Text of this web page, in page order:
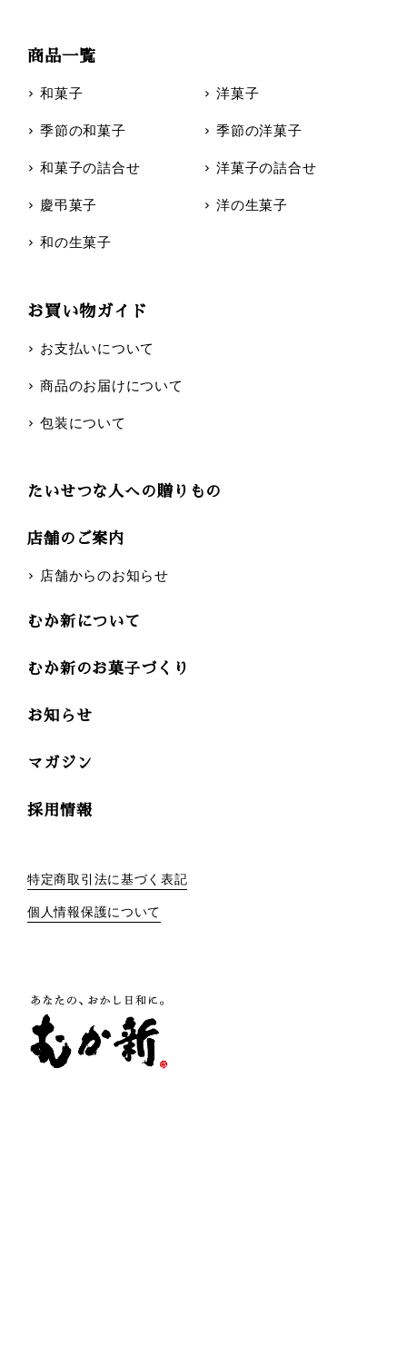
お買い物ガイド
お支払いについて
商品のお届けについて
包装について
たいせつな人への贈りもの
店舗のご案内
店舗からのお知らせ
商品一覧
和菓子 洋菓子
季節の和菓子 季節の洋菓子
和菓子の詰合せ 洋菓子の詰合せ
慶弔菓子 洋の生菓子
和の生菓子
むか新について
むか新のお菓子づくり
お知らせ
マガジン
採用情報
特定商取引法に基づく表記
個人情報保護について